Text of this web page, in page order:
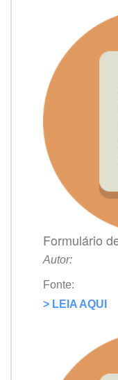
Formulário
Autor:
Fonte:
> LEIA AQUI